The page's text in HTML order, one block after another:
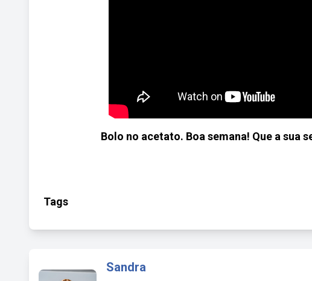
Bolo no acetato. Boa semana! Que a sua
Tags
Sandra